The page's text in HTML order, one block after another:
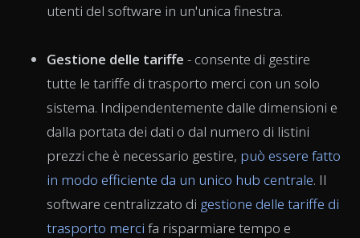
utenti del software in un'unica finestra.
Gestione delle tariffe - consente di gestire
tutte le tariffe di trasporto merci con un solo
sistema. Indipendentemente dalle dimensioni e
dalla portata dei dati o dal numero di listini
prezzi che è necessario gestire, può essere fatto
in modo efficiente da un unico hub centrale. Il
software centralizzato di gestione delle tariffe di
trasporto merci fa risparmiare tempo e